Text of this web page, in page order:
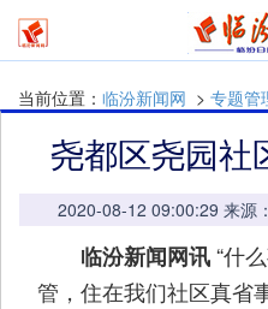
当前位置： 临汾新闻网 > 专题管
尧都区尧园社
2020-08-12 09:00:29 来
临汾新闻网讯“什
管，住在我们社区真省